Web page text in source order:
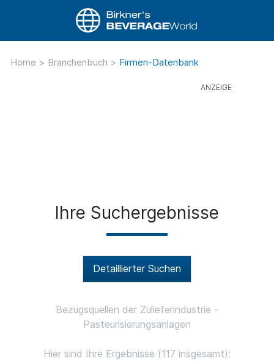
Home > Branchenbuch > Firmen-Datenbank
Ihre Suchergebnisse
Detaillierter Suchen
Bezugsquellen der Zulieferindustrie -
Pasteurisierungsanlagen
Hier sind Ihre Ergebnisse (117 insgesamt):